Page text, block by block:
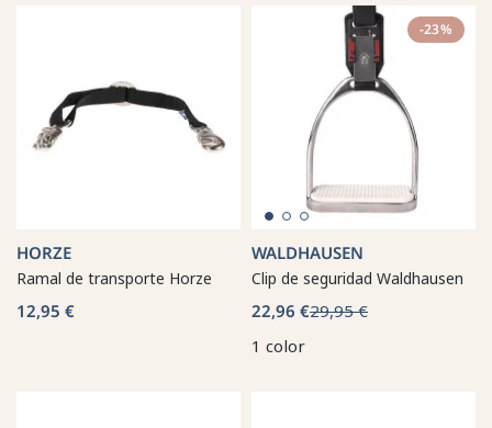
HORZE
Ramal de transporte Horze
12,95 €
-23%
WALDHAUSEN
Clip de seguridad Waldhausen
22,96 €29,95 €
1 color